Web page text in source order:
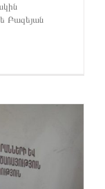
Բազեյան